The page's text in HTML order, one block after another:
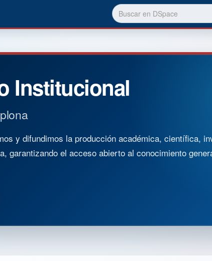
Institucional
y difundimos la producción académica, científica,
garantizando el acceso abierto al conocimiento